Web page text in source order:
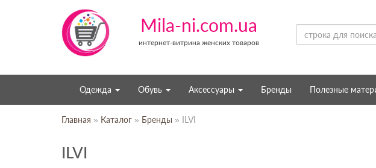
Mila-ni.com.ua
интернет-витрина женских товаров
Одежда Обувь Аксессуары Бренды Полезные
Главная » Каталог » Бренды » ILVI
ILVI